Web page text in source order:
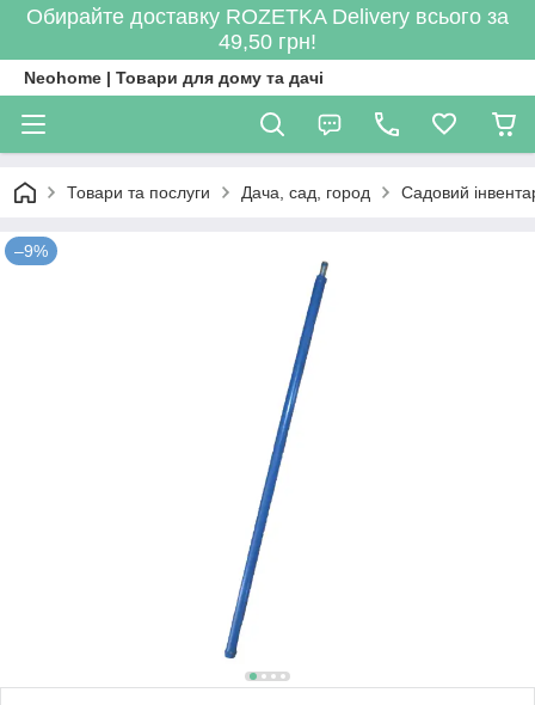
Обирайте доставку ROZETKA Delivery всього за
49,50 грн!
Neohome | Товари для дому та дачі
Товари та послуги Дача, сад, город Садовий
–9%